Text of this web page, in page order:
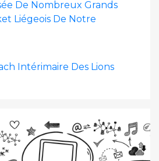
De Nombreux Grands
Liégeois De Notre
Intérimaire Des Lions